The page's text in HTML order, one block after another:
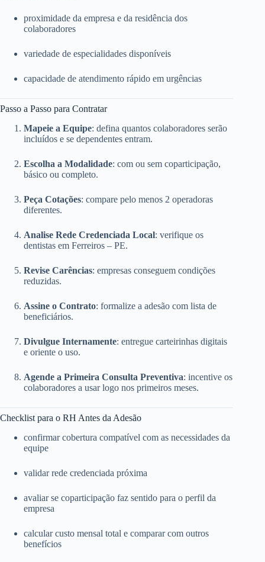
proximidade da empresa e da residência dos
colaboradores
variedade de especialidades disponíveis
capacidade de atendimento rápido em urgências
Passo a Passo para Contratar
Mapeie a Equipe: defina quantos colaboradores serão
incluídos e se dependentes entram.
Escolha a Modalidade: com ou sem coparticipação,
básico ou completo.
Peça Cotações: compare pelo menos 2 operadoras
diferentes.
Analise Rede Credenciada Local: verifique os
dentistas em Ferreiros – PE.
Revise Carências: empresas conseguem condições
reduzidas.
Assine o Contrato: formalize a adesão com lista de
beneficiários.
Divulgue Internamente: entregue carteirinhas digitais
e oriente o uso.
Agende a Primeira Consulta Preventiva: incentive os
colaboradores a usar logo nos primeiros meses.
Checklist para o RH Antes da Adesão
confirmar cobertura compatível com as necessidades da
equipe
validar rede credenciada próxima
avaliar se coparticipação faz sentido para o perfil da
empresa
calcular custo mensal total e comparar com outros
benefícios